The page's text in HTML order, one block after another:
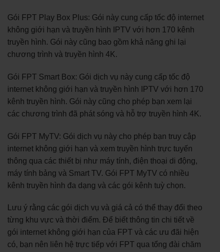
Gói FPT Play Box Plus: Gói này cung cấp tốc độ internet
không giới hạn và truyền hình IPTV với hơn 170 kênh
truyền hình. Gói này cũng bao gồm khả năng ghi lại
chương trình và truyền hình 4K.
Gói FPT Smart Box: Gói dịch vụ này cung cấp tốc độ
internet không giới hạn và truyền hình IPTV với hơn 170
kênh truyền hình. Gói này cũng cho phép bạn xem lại
các chương trình đã phát sóng và hỗ trợ truyền hình 4K.
Gói FPT MyTV: Gói dịch vụ này cho phép bạn truy cập
internet không giới hạn và xem truyền hình trực tuyến
thông qua các thiết bị như máy tính, điện thoại di động,
máy tính bảng và Smart TV. Gói FPT MyTV có nhiều
kênh truyền hình đa dạng và các gói kênh tuỳ chọn.
Lưu ý rằng các gói dịch vụ và giá cả có thể thay đổi theo
từng khu vực và thời điểm. Để biết thông tin chi tiết về
gói internet không giới hạn của FPT và các ưu đãi hiện
có, bạn nên liên hệ trực tiếp với FPT qua tổng đài chăm